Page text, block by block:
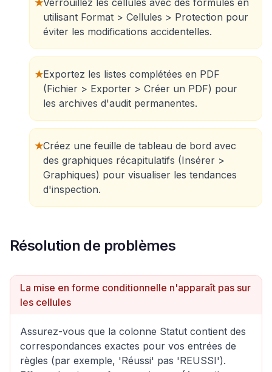
★Verrouillez les cellules avec des formules en
utilisant Format > Cellules > Protection pour
éviter les modifications accidentelles.
★Exportez les listes complétées en PDF
(Fichier > Exporter > Créer un PDF) pour
les archives d'audit permanentes.
★Créez une feuille de tableau de bord avec
des graphiques récapitulatifs (Insérer >
Graphiques) pour visualiser les tendances
d'inspection.
Résolution de problèmes
La mise en forme conditionnelle n'apparaît pas sur
les cellules
Assurez-vous que la colonne Statut contient des
correspondances exactes pour vos entrées de
règles (par exemple, 'Réussi' pas 'REUSSI').